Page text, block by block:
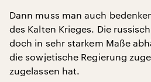
Dann muss man auch
des Kalten Krieges. Die
doch in sehr starkem Maße
die sowjetische Regierung
zugelassen hat.